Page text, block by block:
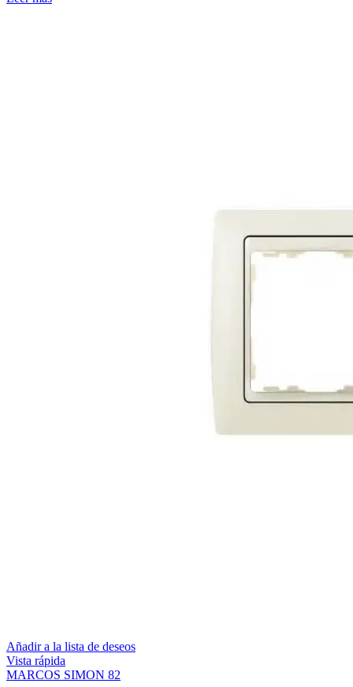
Añadir a la lista de deseos
Vista rápida
MARCOS SIMON 82